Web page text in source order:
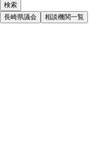
長崎県議会 相談機関一覧